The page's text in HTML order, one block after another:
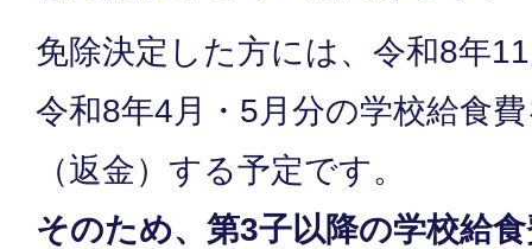
免除決定した方には、令和8年
令和8年4月・5月分の学校給食
（返金）する予定です。
そのため、第3子以降の学校給